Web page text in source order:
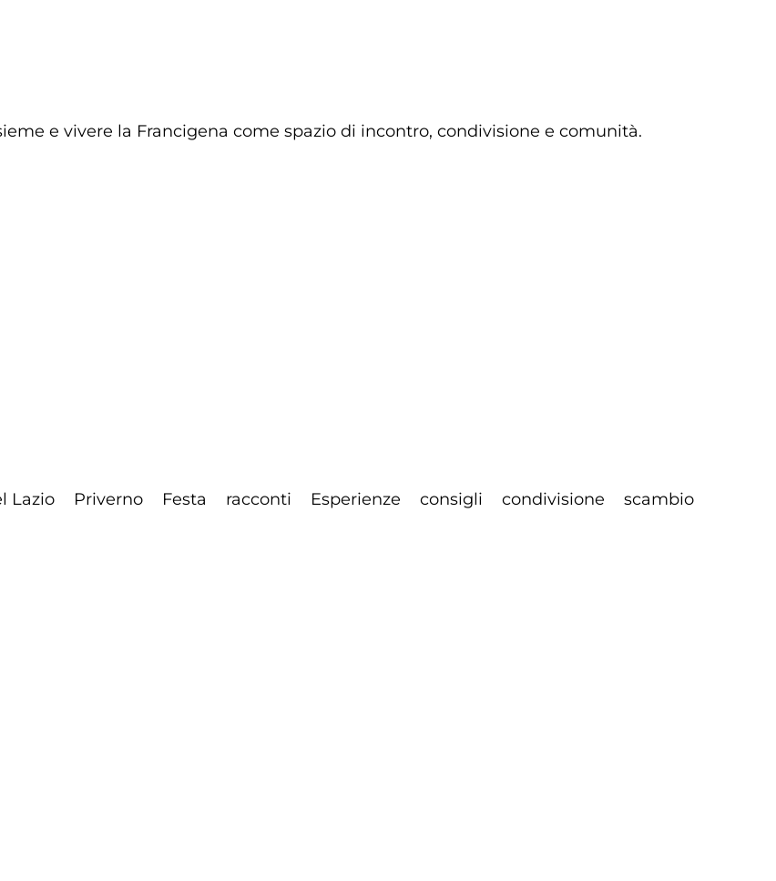
e vivere la Francigena come spazio di incontro, condivisione e comunità.
Lazio Priverno Festa racconti Esperienze consigli condivisione
scambio